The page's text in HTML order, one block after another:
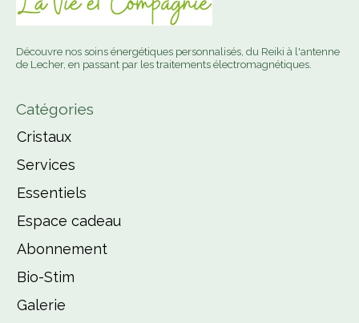
Découvre nos soins énergétiques personnalisés, du Reiki à l'antenne
de Lecher, en passant par les traitements électromagnétiques.
Catégories
Cristaux
Services
Essentiels
Espace cadeau
Abonnement
Bio-Stim
Galerie